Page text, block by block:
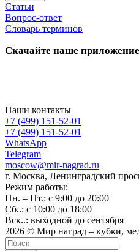
Статьи
Вопрос-ответ
Словарь терминов
Скачайте наше приложение
Наши контакты
+7 (499) 151-52-01
+7 (499) 151-52-01
WhatsApp
Telegram
moscow@mir-nagrad.ru
г. Москва, Ленинградский
Режим работы:
Пн. – Пт.: с 9:00 до 20:00
Сб..: с 10:00 до 18:00
Вск..: выходной до сентября
2026 © Мир наград – кубки,